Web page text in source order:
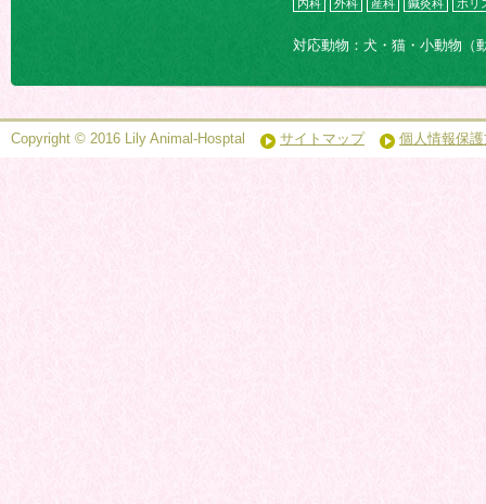
内科 外科 産科 鍼灸科 ホリ
対応動物：犬・猫・小動物（
Copyright © 2016 Lily Animal-Hosptal サイトマップ 個人情報保